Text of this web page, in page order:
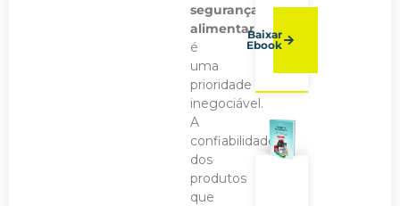
segurança
alimentar
é
uma
prioridade
inegociável.
A
confiabilidade
dos
produtos
que
Baixar
Ebook